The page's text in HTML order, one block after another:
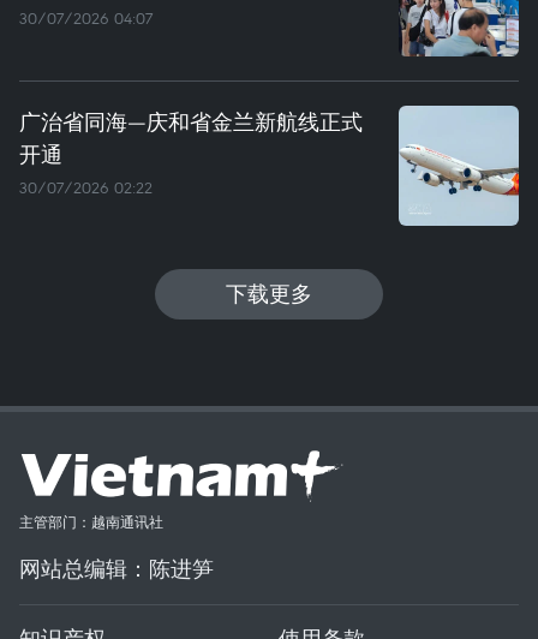
30/07/2026 04:07
广治省同海—庆和省金兰新航线正式
开通
30/07/2026 02:22
下载更多
主管部门：越南通讯社
网站总编辑：陈进笋